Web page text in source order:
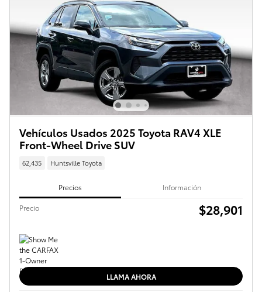
Vehículos Usados 2025 Toyota RAV4 XLE
Front-Wheel Drive SUV
62,435 Huntsville Toyota
Precios Información
Precio $28,901
LLAMA AHORA